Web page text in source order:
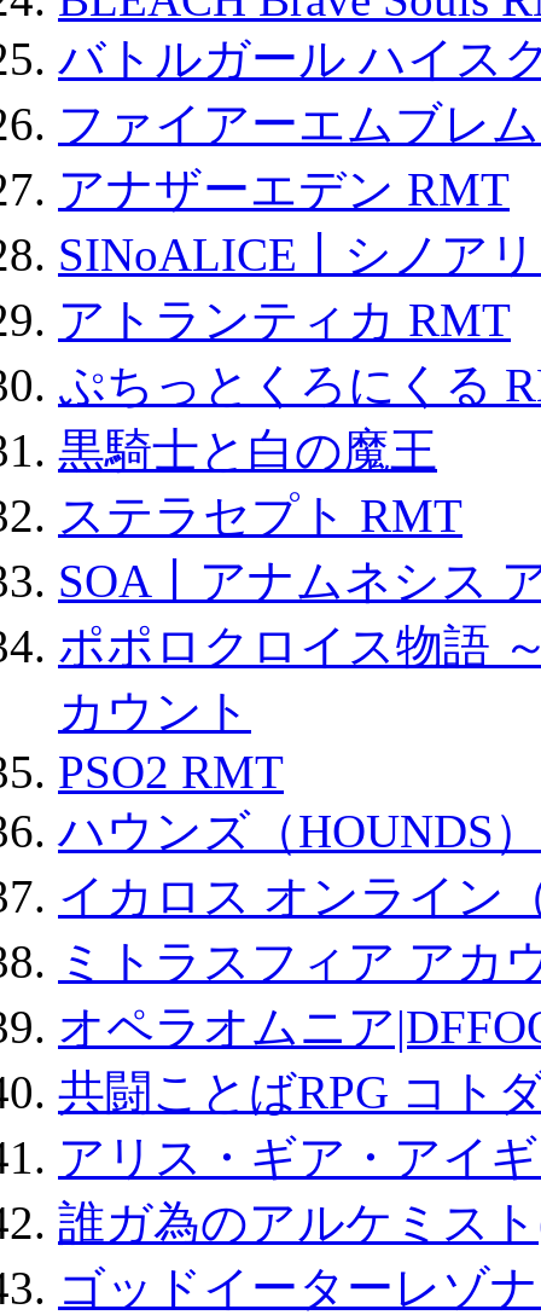
バトルガール ハイス
ファイアーエムブレ
アナザーエデン RMT
SINoALICE丨シノア
アトランティカ RMT
ぷちっとくろにくる
黒騎士と白の魔王
ステラセプト RMT
SOA丨アナムネシス
ポポロクロイス物語
カウント
PSO2 RMT
ハウンズ（HOUNDS
イカロス オンライン
ミトラスフィア アカ
オペラオムニア
共闘ことばRPG コト
アリス・ギア・アイ
誰ガ為のアルケミス
ゴッドイーターレゾ